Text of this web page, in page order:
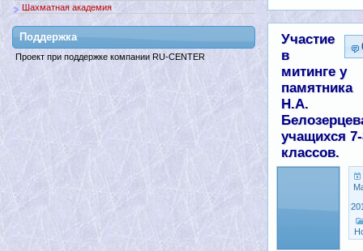
Участие
в
митинге у
памятника
Н.А.
учащихся
классов.
Шахматная академия
Поддержкa
Проект при поддержке компании RU-CENTER